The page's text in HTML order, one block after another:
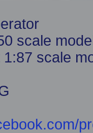
scale
scale